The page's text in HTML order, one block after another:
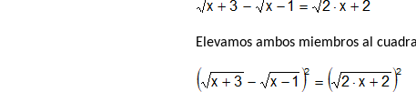
Elevamos ambos miembros al